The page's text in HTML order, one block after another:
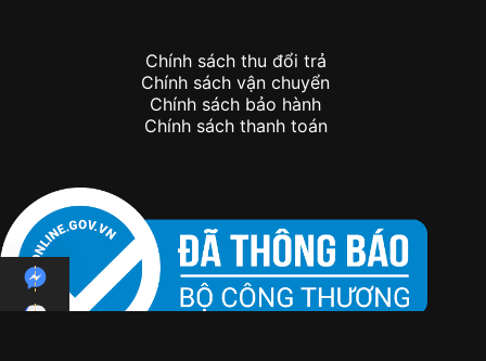
Chính sách thu đổi trả
Chính sách vận chuyển
Chính sách bảo hành
Chính sách thanh toán